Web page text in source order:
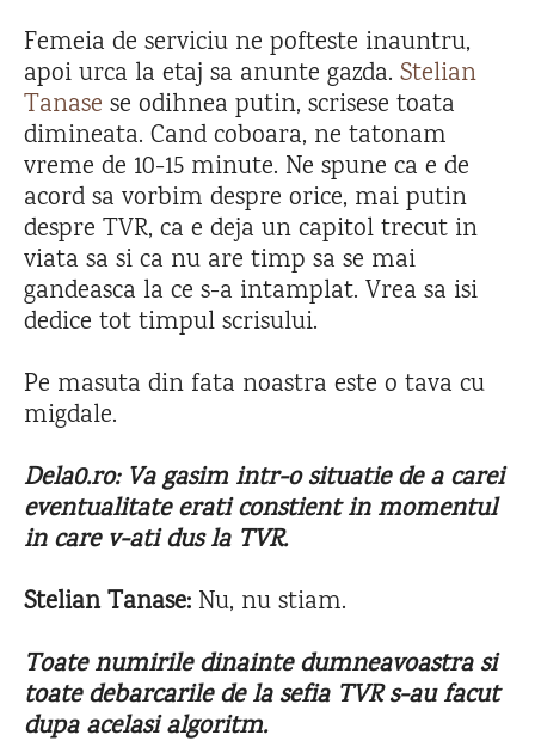
Femeia de serviciu ne pofteste inauntru,
apoi urca la etaj sa anunte gazda. Stelian
Tanase se odihnea putin, scrisese toata
dimineata. Cand coboara, ne tatonam
vreme de 10-15 minute. Ne spune ca e de
acord sa vorbim despre orice, mai putin
despre TVR, ca e deja un capitol trecut in
viata sa si ca nu are timp sa se mai
gandeasca la ce s-a intamplat. Vrea sa isi
dedice tot timpul scrisului.
Pe masuta din fata noastra este o tava cu
migdale.
Dela0.ro: Va gasim intr-o situatie de a carei
eventualitate erati constient in momentul
in care v-ati dus la TVR.
Stelian Tanase: Nu, nu stiam.
Toate numirile dinainte dumneavoastra si
toate debarcarile de la sefia TVR s-au facut
dupa acelasi algoritm.